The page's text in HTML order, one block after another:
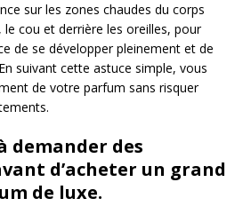
sur les zones chaudes du corps
cou et derrière les oreilles, pour
de se développer pleinement et de
suivant cette astuce simple, vous
de votre parfum sans risquer
demander des
d’acheter un grand
de luxe.